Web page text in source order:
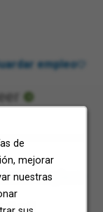
de
mejorar
nuestras
empleo
empleo